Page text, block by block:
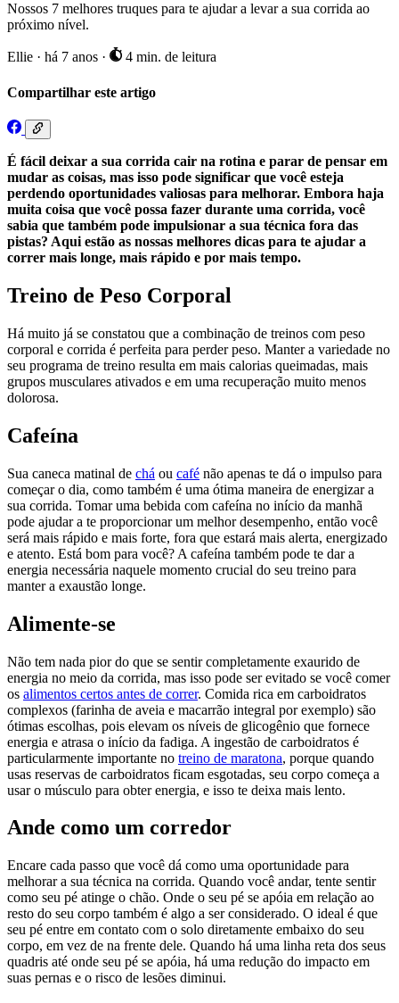
Nossos 7 melhores truques para te ajudar a levar a sua corrida ao
próximo nível.
Ellie · há 7 anos · 4 min. de leitura
Compartilhar este artigo
É fácil deixar a sua corrida cair na rotina e parar de pensar em
mudar as coisas, mas isso pode significar que você esteja
perdendo oportunidades valiosas para melhorar. Embora haja
muita coisa que você possa fazer durante uma corrida, você
sabia que também pode impulsionar a sua técnica fora das
pistas? Aqui estão as nossas melhores dicas para te ajudar a
correr mais longe, mais rápido e por mais tempo.
Treino de Peso Corporal
Há muito já se constatou que a combinação de treinos com peso
corporal e corrida é perfeita para perder peso. Manter a variedade no
seu programa de treino resulta em mais calorias queimadas, mais
grupos musculares ativados e em uma recuperação muito menos
dolorosa.
Cafeína
Sua caneca matinal de chá ou café não apenas te dá o impulso para
começar o dia, como também é uma ótima maneira de energizar a
sua corrida. Tomar uma bebida com cafeína no início da manhã
pode ajudar a te proporcionar um melhor desempenho, então você
será mais rápido e mais forte, fora que estará mais alerta, energizado
e atento. Está bom para você? A cafeína também pode te dar a
energia necessária naquele momento crucial do seu treino para
manter a exaustão longe.
Alimente-se
Não tem nada pior do que se sentir completamente exaurido de
energia no meio da corrida, mas isso pode ser evitado se você comer
os alimentos certos antes de correr. Comida rica em carboidratos
complexos (farinha de aveia e macarrão integral por exemplo) são
ótimas escolhas, pois elevam os níveis de glicogênio que fornece
energia e atrasa o início da fadiga. A ingestão de carboidratos é
particularmente importante no treino de maratona, porque quando
usas reservas de carboidratos ficam esgotadas, seu corpo começa a
usar o músculo para obter energia, e isso te deixa mais lento.
Ande como um corredor
Encare cada passo que você dá como uma oportunidade para
melhorar a sua técnica na corrida. Quando você andar, tente sentir
como seu pé atinge o chão. Onde o seu pé se apóia em relação ao
resto do seu corpo também é algo a ser considerado. O ideal é que
seu pé entre em contato com o solo diretamente embaixo do seu
corpo, em vez de na frente dele. Quando há uma linha reta dos seus
quadris até onde seu pé se apóia, há uma redução do impacto em
suas pernas e o risco de lesões diminui.